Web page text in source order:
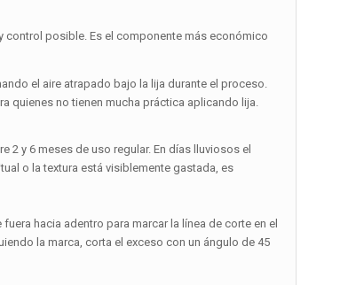
control posible. Es el componente más económico
el aire atrapado bajo la lija durante el proceso.
quienes no tienen mucha práctica aplicando lija.
2 y 6 meses de uso regular. En días lluviosos el
o la textura está visiblemente gastada, es
hacia adentro para marcar la línea de corte en el
la marca, corta el exceso con un ángulo de 45